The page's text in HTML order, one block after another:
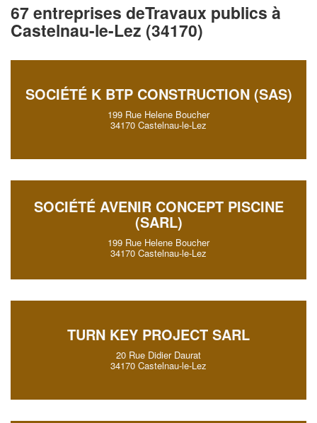
67 entreprises deTravaux publics à
Castelnau-le-Lez (34170)
SOCIÉTÉ K BTP CONSTRUCTION (SAS)
199 Rue Helene Boucher
34170 Castelnau-le-Lez
SOCIÉTÉ AVENIR CONCEPT PISCINE
(SARL)
199 Rue Helene Boucher
34170 Castelnau-le-Lez
TURN KEY PROJECT SARL
20 Rue Didier Daurat
34170 Castelnau-le-Lez